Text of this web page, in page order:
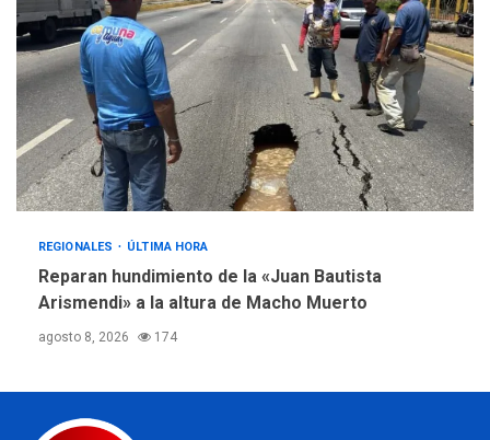
REGIONALES ÚLTIMA HORA
Reparan hundimiento de la «Juan Bautista
Arismendi» a la altura de Macho Muerto
agosto 8, 2026 174